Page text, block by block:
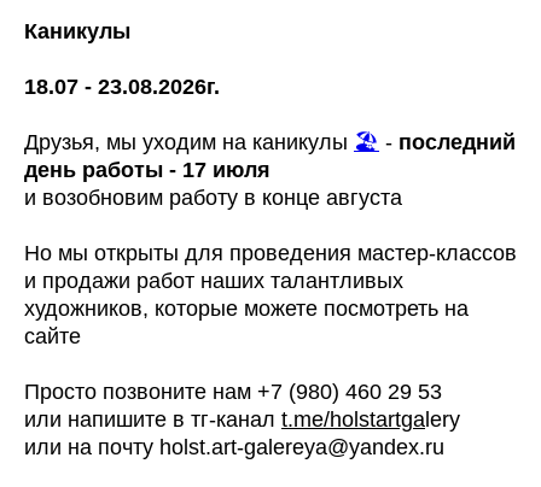
Каникулы
18.07 - 23.08.2026г.
Друзья, мы уходим на каникулы 🏖 - последний
день работы - 17 июля
и возобновим работу в конце августа
Но мы открыты для проведения мастер-классов
и продажи работ наших талантливых
художников, которые можете посмотреть на
сайте
Просто позвоните нам +7 (980) 460 29 53
или напишите в тг-канал t.me/holstartga lery
или на почту holst.art-galereya@yandex.ru